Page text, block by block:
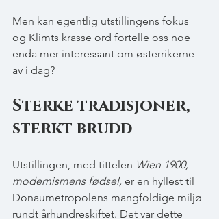
Men kan egentlig utstillingens fokus
og Klimts krasse ord fortelle oss noe
enda mer interessant om østerrikerne
av i dag?
Sterke tradisjoner,
sterkt brudd
Utstillingen, med tittelen Wien 1900,
modernismens fødsel, er en hyllest til
Donaumetropolens mangfoldige miljø
rundt århundreskiftet. Det var dette